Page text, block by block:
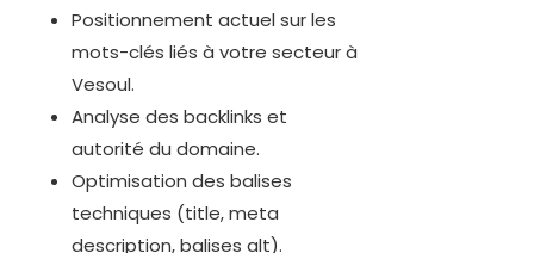
Positionnement actuel sur les
mots-clés liés à votre secteur à
Vesoul.
Analyse des backlinks et
autorité du domaine.
Optimisation des balises
techniques (title, meta
description, balises alt).